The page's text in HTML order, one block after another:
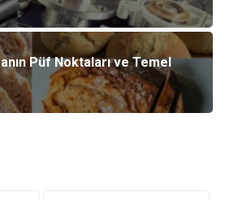
Püf Noktaları ve Temel